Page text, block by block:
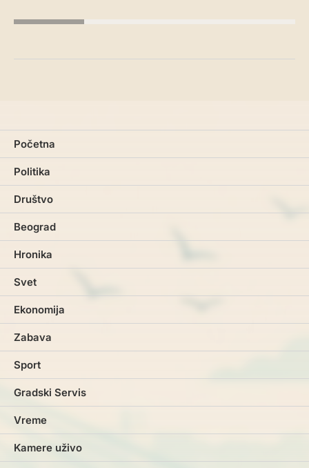
Početna
Politika
Društvo
Beograd
Hronika
Svet
Ekonomija
Zabava
Sport
Gradski Servis
Vreme
Kamere uživo